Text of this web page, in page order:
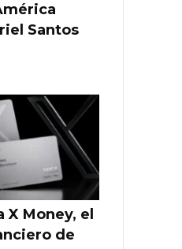
Santos
Money, el
de